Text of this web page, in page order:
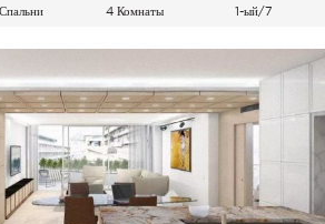
4 Комнаты 1-ый/7